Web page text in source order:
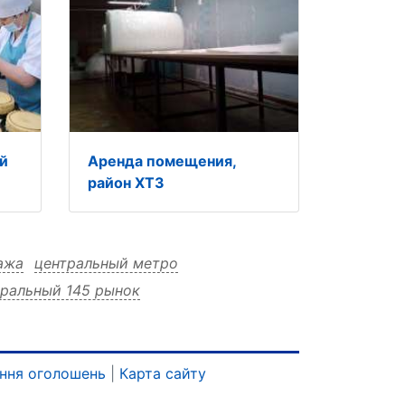
Аренда помещения,
район ХТЗ
центральный метро
145 рынок
рынок 145 м² рынок 145 возле
оголошень Карта сайту